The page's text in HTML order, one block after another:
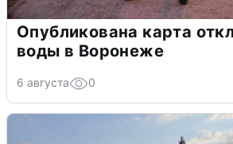
Опубликована карта
воды в Воронеже
6 августа 0